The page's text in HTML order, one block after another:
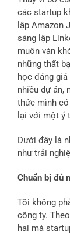
các startup
lập Amazon
sáng lập
muôn vàn
những thất
học đáng
nhiều dự án,
thức mình
lại với một ý
Dưới đây là
như trải
Chuẩn bị đủ
Tôi không
công ty.
hai mà